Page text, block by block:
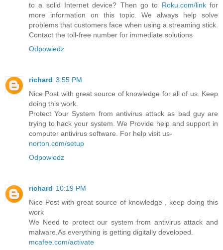
to a solid Internet device? Then go to Roku.com/linkfor
more information on this topic. We always help solve
problems that customers face when using a streaming stick.
Contact the toll-free number for immediate solutions
Odpowiedz
richard 3:55 PM
Nice Post with great source of knowledge for all of us. Keep
doing this work.
Protect Your System from antivirus attack as bad guy are
trying to hack your system. We Provide help and support in
computer antivirus software. For help visit us-
norton.com/setup
Odpowiedz
richard 10:19 PM
Nice Post with great source of knowledge , keep doing this
work
We Need to protect our system from antivirus attack and
malware.As everything is getting digitally developed.
mcafee.com/activate